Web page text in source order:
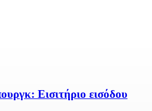
Εισιτήριο εισόδου